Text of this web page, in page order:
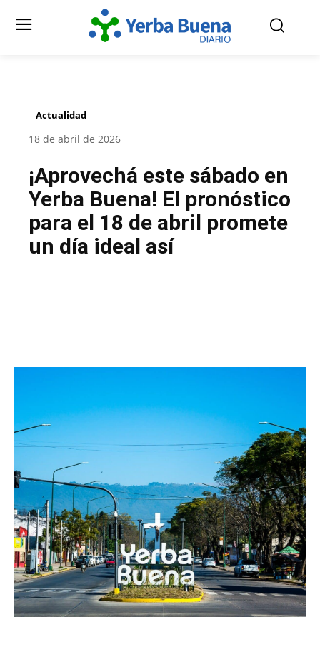
Actualidad
18 de abril de 2026
¡Aprovechá este sábado en
Yerba Buena! El pronóstico
para el 18 de abril promete
un día ideal así